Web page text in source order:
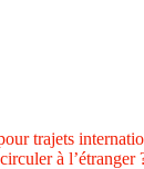
trajets
à l’étranger